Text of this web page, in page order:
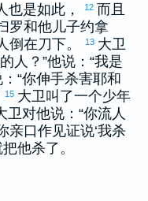
也是如此， 12 而且
罗和他儿子约拿
倒在刀下。 13 大卫
人？”他说：“我是
：“你伸手杀害耶和
15 大卫 叫了一个少年
卫 对他说：“你流人
亲口作见证说‘我杀
他杀了。